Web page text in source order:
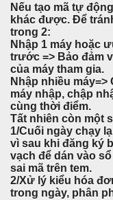
Nếu tạo mã tự
khác được. Để
trong 2:
Nhập 1 máy hoặc
trước => Bảo đảm
của máy tham gia.
Nhập nhiều
máy nhập, chập
cùng thời điểm.
Tất nhiên còn một
1/Cuối ngày chạy
vì sau khi đăng ký
vạch để dán vào
sai mã trên tem.
2/Xử lý kiểu hóa
trong ngày, phân